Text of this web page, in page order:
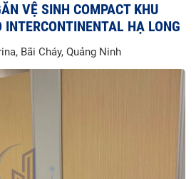
VỆ SINH COMPACT KHU
HẠ LONG
Bãi Cháy, Quảng Ninh